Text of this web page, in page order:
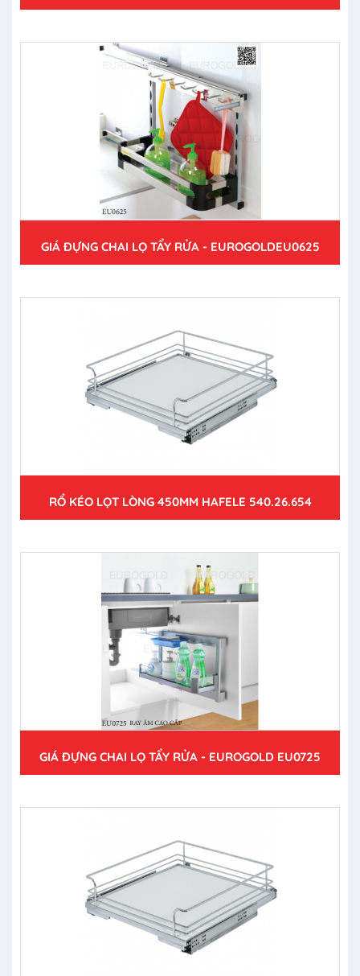
GIÁ ĐỰNG CHAI LỌ TẨY RỬA - EUROGOLDEU0625
RỔ KÉO LỌT LÒNG 450MM HAFELE 540.26.654
GIÁ ĐỰNG CHAI LỌ TẨY RỬA - EUROGOLD EU0725